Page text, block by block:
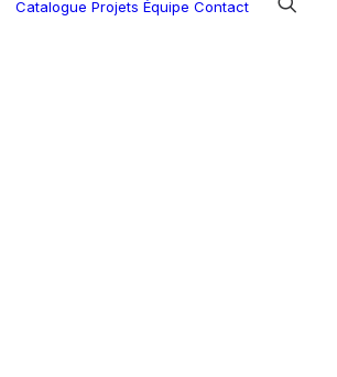
Catalogue Projets Équipe Contact